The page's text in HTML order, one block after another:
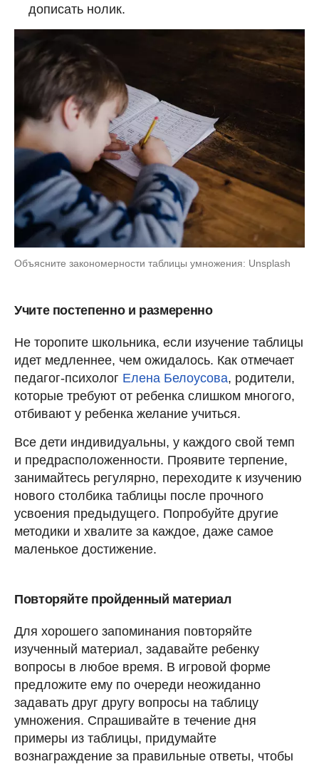
дописать нолик.
Объясните закономерности таблицы умножения: Unsplash
Учите постепенно и размеренно
Не торопите школьника, если изучение таблицы
идет медленнее, чем ожидалось. Как отмечает
педагог-психолог Елена Белоусова, родители,
которые требуют от ребенка слишком многого,
отбивают у ребенка желание учиться.
Все дети индивидуальны, у каждого свой темп
и предрасположенности. Проявите терпение,
занимайтесь регулярно, переходите к изучению
нового столбика таблицы после прочного
усвоения предыдущего. Попробуйте другие
методики и хвалите за каждое, даже самое
маленькое достижение.
Повторяйте пройденный материал
Для хорошего запоминания повторяйте
изученный материал, задавайте ребенку
вопросы в любое время. В игровой форме
предложите ему по очереди неожиданно
задавать друг другу вопросы на таблицу
умножения. Спрашивайте в течение дня
примеры из таблицы, придумайте
вознаграждение за правильные ответы, чтобы